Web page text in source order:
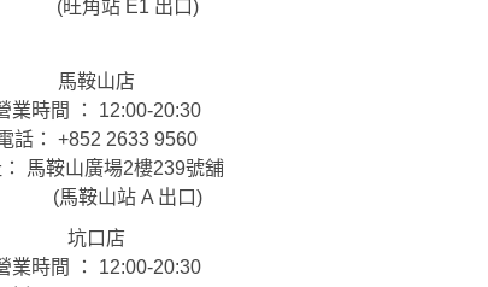
(旺角站 E1 出口)
馬鞍山店
業時間 ： 12:00-20:30
話： +852 2633 9560
馬鞍山廣場2樓239號舖
(馬鞍山站 A 出口)
坑口店
業時間 ： 12:00-20:30